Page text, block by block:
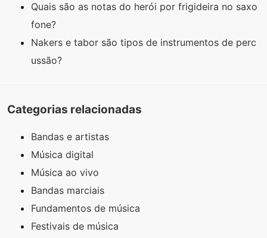
Quais são as notas do herói por frigideira no saxo
fone?
Nakers e tabor são tipos de instrumentos de perc
ussão?
Categorias relacionadas
Bandas e artistas
Música digital
Música ao vivo
Bandas marciais
Fundamentos de música
Festivais de música